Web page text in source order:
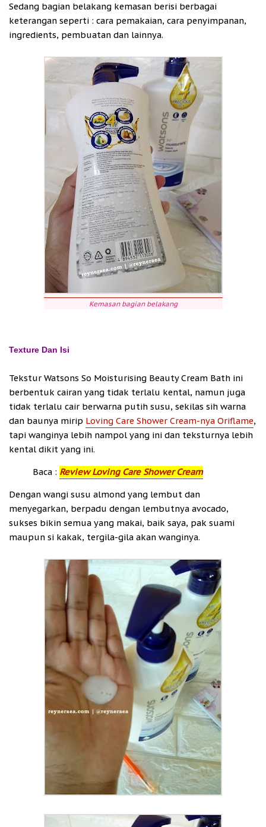
Sedang bagian belakang kemasan berisi berbagai
keterangan seperti : cara pemakaian, cara penyimpanan,
ingredients, pembuatan dan lainnya.
Kemasan bagian belakang
Texture Dan Isi
Tekstur Watsons So Moisturising Beauty Cream Bath ini
berbentuk cairan yang tidak terlalu kental, namun juga
tidak terlalu cair berwarna putih susu, sekilas sih warna
dan baunya mirip Loving Care Shower Cream-nya Oriflame,
tapi wanginya lebih nampol yang ini dan teksturnya lebih
kental dikit yang ini.
Baca : Review Loving Care Shower Cream
Dengan wangi susu almond yang lembut dan
menyegarkan, berpadu dengan lembutnya avocado,
sukses bikin semua yang makai, baik saya, pak suami
maupun si kakak, tergila-gila akan wanginya.